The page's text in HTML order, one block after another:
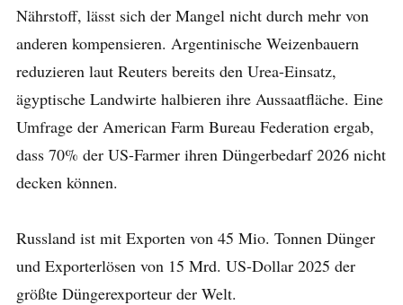
Nährstoff, lässt sich der Mangel nicht durch mehr von
anderen kompensieren. Argentinische Weizenbauern
reduzieren laut Reuters bereits den Urea-Einsatz,
ägyptische Landwirte halbieren ihre Aussaatfläche. Eine
Umfrage der American Farm Bureau Federation ergab,
dass 70% der US-Farmer ihren Düngerbedarf 2026 nicht
decken können.
Russland ist mit Exporten von 45 Mio. Tonnen Dünger
und Exporterlösen von 15 Mrd. US-Dollar 2025 der
größte Düngerexporteur der Welt.